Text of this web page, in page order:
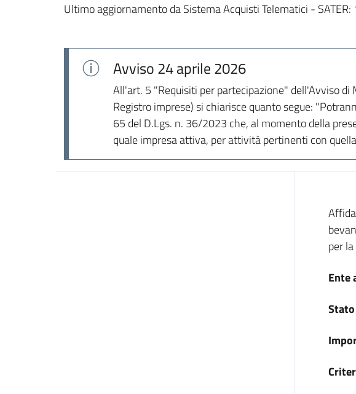
Ultimo aggiornamento da Sistema Acquisti Telematici - SATER:
Avviso24 aprile 2026
All'art. 5 "Requisiti per partecipazione" dell'Avviso
Registro imprese) si chiarisce quanto segue:
65 del D.Lgs. n. 36/2023 che, al momento della
quale impresa attiva, per attività pertinenti con
per
Ente